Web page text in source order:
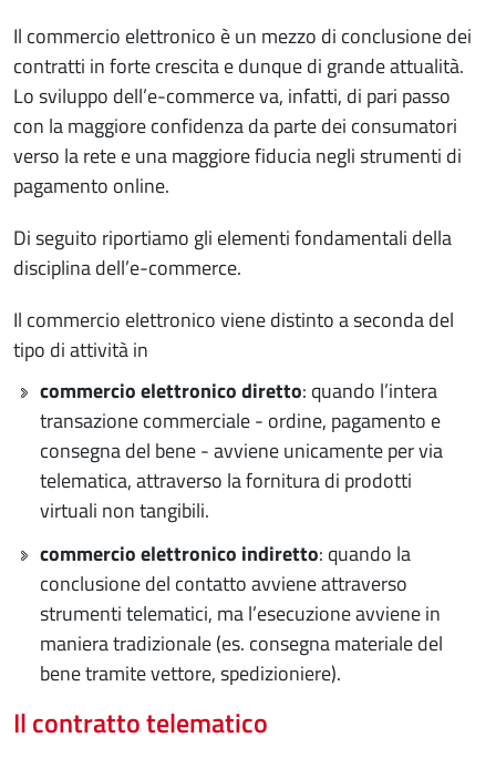
Il commercio elettronico è un mezzo di conclusione dei
contratti in forte crescita e dunque di grande attualità.
Lo sviluppo dell’e-commerce va, infatti, di pari passo
con la maggiore confidenza da parte dei consumatori
verso la rete e una maggiore fiducia negli strumenti di
pagamento online.
Di seguito riportiamo gli elementi fondamentali della
disciplina dell’e-commerce.
Il commercio elettronico viene distinto a seconda del
tipo di attività in
commercio elettronico diretto: quando l’intera
transazione commerciale - ordine, pagamento e
consegna del bene - avviene unicamente per via
telematica, attraverso la fornitura di prodotti
virtuali non tangibili.
commercio elettronico indiretto: quando la
conclusione del contatto avviene attraverso
strumenti telematici, ma l’esecuzione avviene in
maniera tradizionale (es. consegna materiale del
bene tramite vettore, spedizioniere).
Il contratto telematico